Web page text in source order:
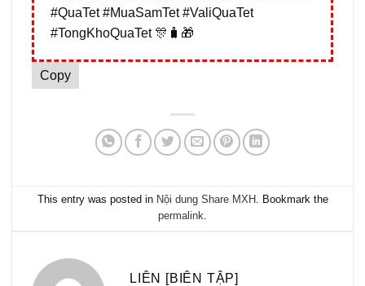
#QuaTet #MuaSamTet #ValiQuaTet
#TongKhoQuaTet 🎊🧳🎁
Copy
This entry was posted in Nội dung Share MXH . Bookmark the
permalink.
LIÊN [BIÊN TẬP]